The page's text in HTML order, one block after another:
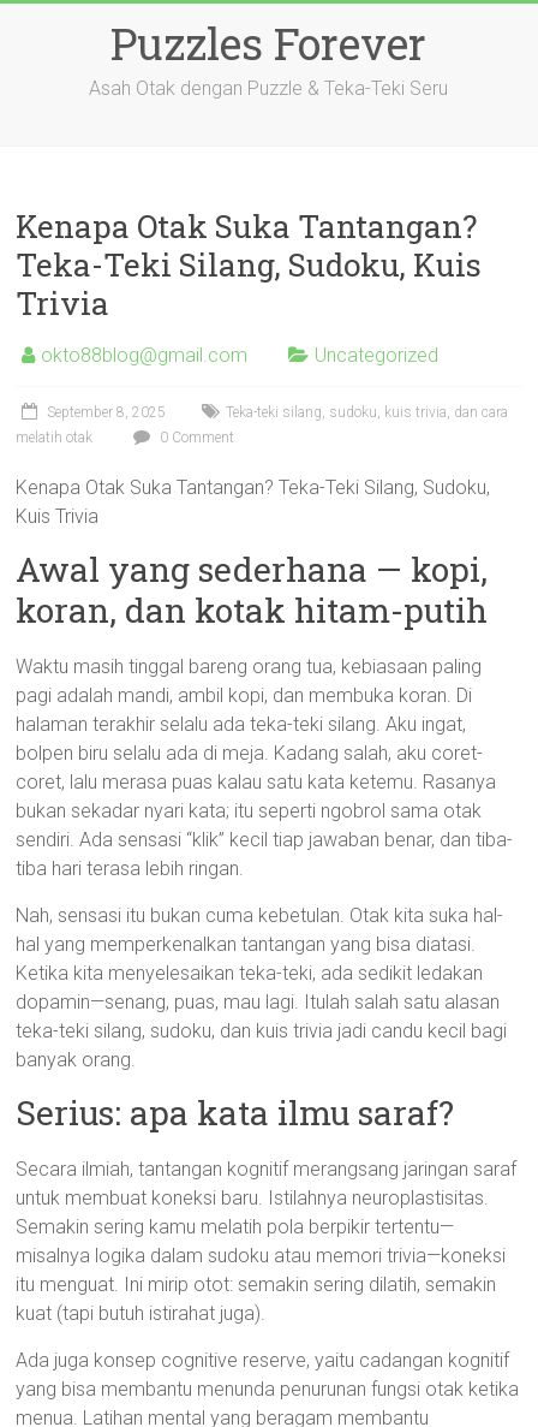
Puzzles Forever
Asah Otak dengan Puzzle & Teka-Teki Seru
Kenapa Otak Suka Tantangan?
Teka-Teki Silang, Sudoku, Kuis
Trivia
okto88blog@gmail.com Uncategorized
September 8, 2025
Teka-teki silang, sudoku, kuis trivia, dan cara
melatih otak
0 Comment
Kenapa Otak Suka Tantangan? Teka-Teki Silang, Sudoku,
Kuis Trivia
Awal yang sederhana — kopi,
koran, dan kotak hitam-putih
Waktu masih tinggal bareng orang tua, kebiasaan paling
pagi adalah mandi, ambil kopi, dan membuka koran. Di
halaman terakhir selalu ada teka-teki silang. Aku ingat,
bolpen biru selalu ada di meja. Kadang salah, aku coret-
coret, lalu merasa puas kalau satu kata ketemu. Rasanya
bukan sekadar nyari kata; itu seperti ngobrol sama otak
sendiri. Ada sensasi “klik” kecil tiap jawaban benar, dan tiba-
tiba hari terasa lebih ringan.
Nah, sensasi itu bukan cuma kebetulan. Otak kita suka hal-
hal yang memperkenalkan tantangan yang bisa diatasi.
Ketika kita menyelesaikan teka-teki, ada sedikit ledakan
dopamin—senang, puas, mau lagi. Itulah salah satu alasan
teka-teki silang, sudoku, dan kuis trivia jadi candu kecil bagi
banyak orang.
Serius: apa kata ilmu saraf?
Secara ilmiah, tantangan kognitif merangsang jaringan saraf
untuk membuat koneksi baru. Istilahnya neuroplastisitas.
Semakin sering kamu melatih pola berpikir tertentu—
misalnya logika dalam sudoku atau memori trivia—koneksi
itu menguat. Ini mirip otot: semakin sering dilatih, semakin
kuat (tapi butuh istirahat juga).
Ada juga konsep cognitive reserve, yaitu cadangan kognitif
yang bisa membantu menunda penurunan fungsi otak ketika
menua. Latihan mental yang beragam membantu